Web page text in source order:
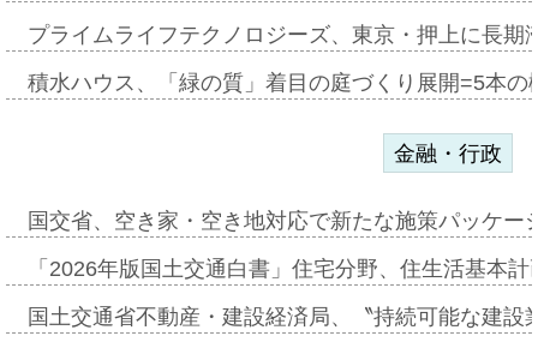
プライムライフテクノロジーズ、東京・押上に長
積水ハウス、「緑の質」着目の庭づくり展開=5本
金融・行政
国交省、空き家・空き地対応で新たな施策パッケ
「2026年版国土交通白書」住宅分野、住生活基本
国土交通省不動産・建設経済局、〝持続可能な建